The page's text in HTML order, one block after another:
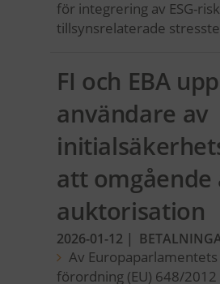
för integrering av ESG-
tillsynsrelaterade
FI och EBA
användare av
att omgående
auktorisation
2026-01-12 |
Av
förordning (EU) 648/